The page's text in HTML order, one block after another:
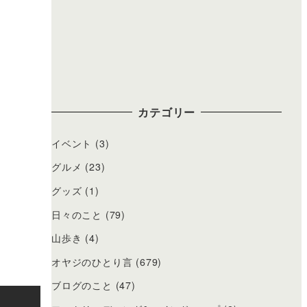
カテゴリー
イベント (3)
グルメ (23)
グッズ (1)
日々のこと (79)
山歩き (4)
オヤジのひとり言 (679)
ブログのこと (47)